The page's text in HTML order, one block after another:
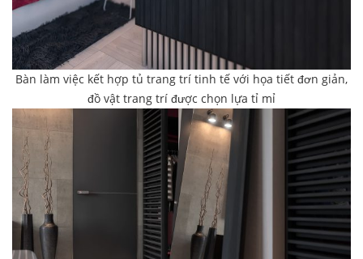
Bàn làm việc kết hợp tủ trang trí tinh tế với họa tiết đơn giản,
đồ vật trang trí được chọn lựa tỉ mỉ